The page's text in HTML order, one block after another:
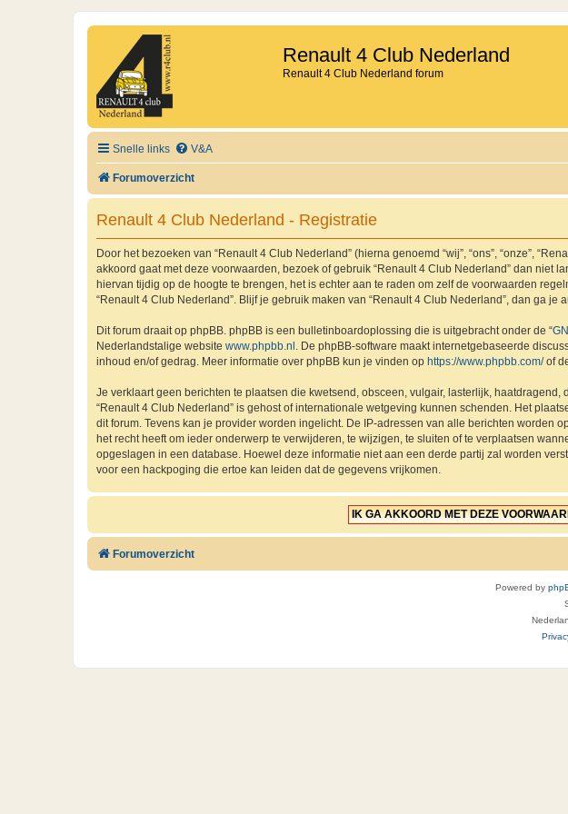
Renault 4 Club Nederland
Renault 4 Club Nederland forum
Snelle links V&A
Forumoverzicht
Renault 4 Club Nederland - Registratie
Door het bezoeken van “Renault 4 Club Nederland” (hierna genoemd “wij”, “ons”, “onze”,
akkoord gaat met deze voorwaarden, bezoek of gebruik “Renault 4 Club Nederland” dan niet
hiervan tijdig op de hoogte te brengen, het is echter aan te raden om zelf de voorwaarden
“Renault 4 Club Nederland”. Blijf je gebruik maken van “Renault 4 Club Nederland”, dan ga
Dit forum draait op phpBB. phpBB is een bulletinboardoplossing die is uitgebracht onder de “
Nederlandstalige website www.phpbb.nl . De phpBB-software maakt internetgebaseerde
inhoud en/of gedrag. Meer informatie over phpBB kun je vinden op https://www.phpbb.com/of
Je verklaart geen berichten te plaatsen die kwetsend, obsceen, vulgair, lasterlijk,
“Renault 4 Club Nederland” is gehost of internationale wetgeving kunnen schenden. Het
dit forum. Tevens kan je provider worden ingelicht. De IP-adressen van alle berichten worden
het recht heeft om ieder onderwerp te verwijderen, te wijzigen, te sluiten of te verplaatsen
opgeslagen in een database. Hoewel deze informatie niet aan een derde partij zal worden
voor een hackpoging die ertoe kan leiden dat de gegevens vrijkomen.
Forumoverzicht
Powered by